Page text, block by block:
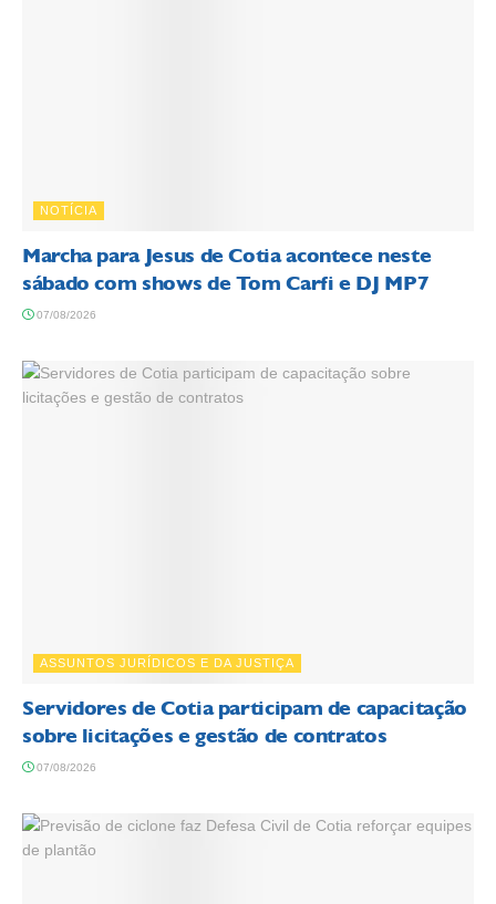
NOTÍCIA
Marcha para Jesus de Cotia acontece neste
sábado com shows de Tom Carfi e DJ MP7
07/08/2026
ASSUNTOS JURÍDICOS E DA JUSTIÇA
Servidores de Cotia participam de capacitação
sobre licitações e gestão de contratos
07/08/2026